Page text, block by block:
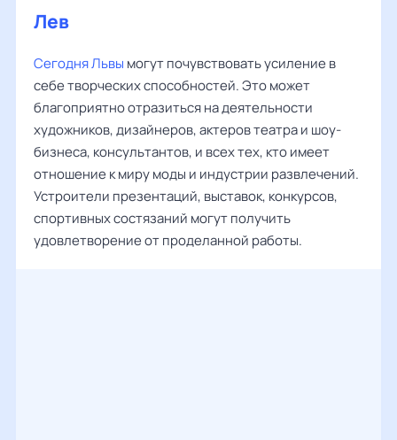
Лев
Сегодня Львы могут почувствовать усиление в
себе творческих способностей. Это может
благоприятно отразиться на деятельности
художников, дизайнеров, актеров театра и шоу-
бизнеса, консультантов, и всех тех, кто имеет
отношение к миру моды и индустрии развлечений.
Устроители презентаций, выставок, конкурсов,
спортивных состязаний могут получить
удовлетворение от проделанной работы.